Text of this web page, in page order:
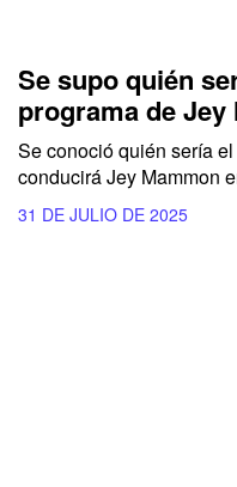
Se supo quién
programa de Jey
Se conoció quién sería
conducirá Jey Mammon
31 DE JULIO DE 2025